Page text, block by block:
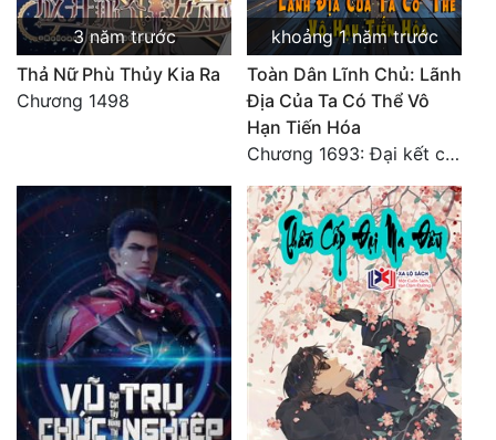
3 năm trước
Thả Nữ Phù Thủy Kia Ra
Chương 1498
khoảng 1 năm trước
Toàn Dân Lĩnh Chủ: Lãnh
Địa Của Ta Có Thể Vô
Hạn Tiến Hóa
Chương 1693: Đại kết cục